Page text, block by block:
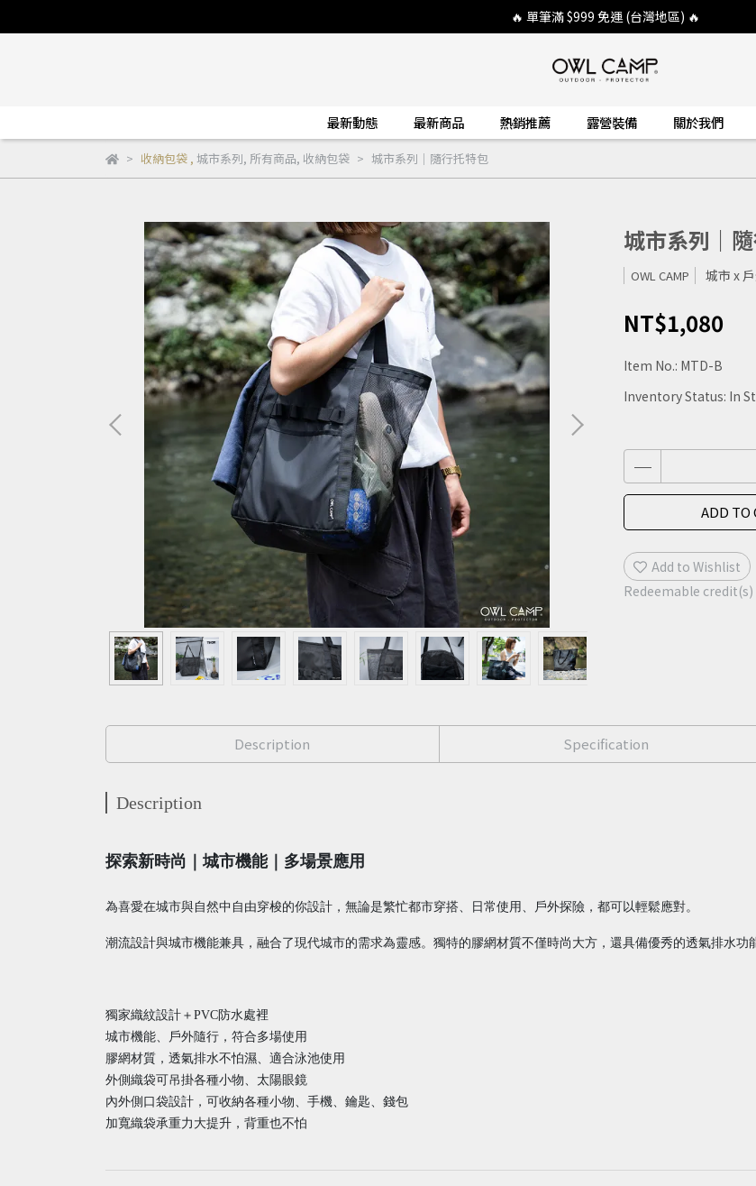
🔥 單筆滿 $999 免運 (台灣地區) 🔥
最新動態 最新商品 熱銷推薦 露營裝備 關於我們
收納包袋, 城市系列, 所有商品, 收納包袋 城市系列｜隨行托特包
城市系列｜
OWL CAMP 城市 x
NT$1,080
Item No.: MTD-B
Inventory Status: In
ADD TO
Add to Wishlist
Redeemable
Description Specification
Description
探索新時尚｜城市機能｜多場景應用
為喜愛在城市與自然中自由穿梭的你設計，無論是繁忙都市穿搭、日常使用、戶外探險，都可以輕鬆應對。
潮流設計與城市機能兼具，融合了現代城市的需求為靈感。獨特的膠網材質不僅時尚大方，還具備優秀的透氣排水功
獨家織紋設計＋PVC防水處裡
城市機能、戶外隨行，符合多場使用
膠網材質，透氣排水不怕濕、適合泳池使用
外側織袋可吊掛各種小物、太陽眼鏡
內外側口袋設計，可收納各種小物、手機、鑰匙、錢包
加寬織袋承重力大提升，背重也不怕